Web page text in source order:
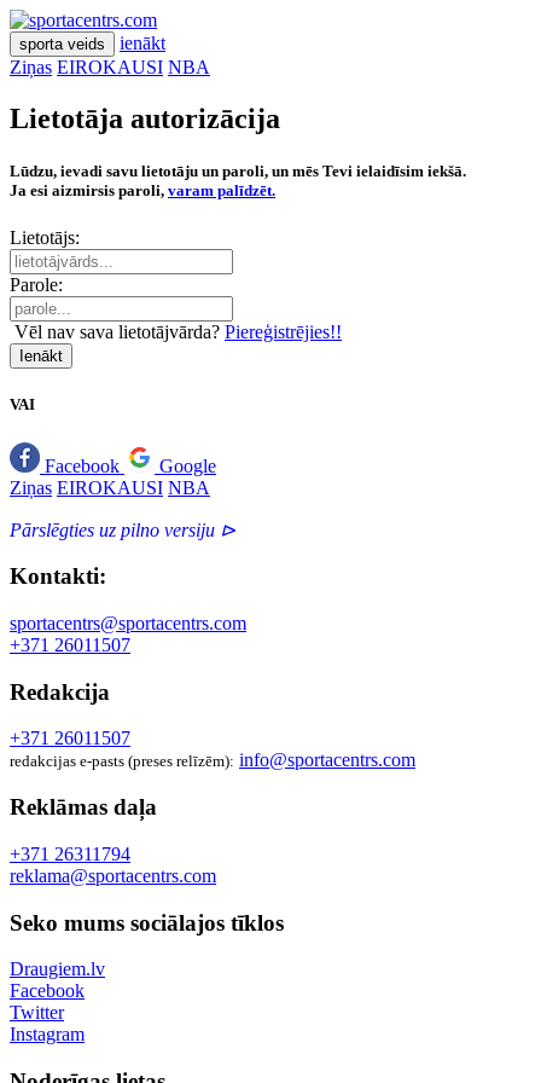
sporta veids
ienākt
Ziņas EIROKAUSI NBA
Lietotāja autorizācija
Lūdzu, ievadi savu lietotāju un paroli, un mēs Tevi ielaidīsim iekšā.
Ja esi aizmirsis paroli, varam palīdzēt.
Lietotājs:
Parole:
Vēl nav sava lietotājvārda? Piereģistrējies!!
Ienākt
VAI
Facebook
Google
Ziņas EIROKAUSI NBA
Pārslēgties uz pilno versiju ⊳
Kontakti:
sportacentrs@sportacentrs.com
+371 26011507
Redakcija
+371 26011507
redakcijas e-pasts (preses relīzēm): info@sportacentrs.com
Reklāmas daļa
+371 26311794
reklama@sportacentrs.com
Seko mums sociālajos tīklos
Draugiem.lv
Facebook
Twitter
Instagram